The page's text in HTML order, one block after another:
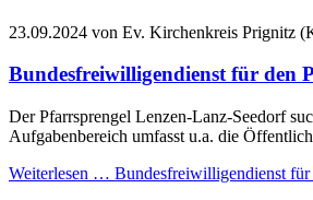
23.09.2024 von Ev. Kirchenkreis Prignitz
Bundesfreiwilligendienst für den
Der Pfarrsprengel Lenzen-Lanz-Seedorf
Aufgabenbereich umfasst u.a. die
Weiterlesen … Bundesfreiwilligendienst für